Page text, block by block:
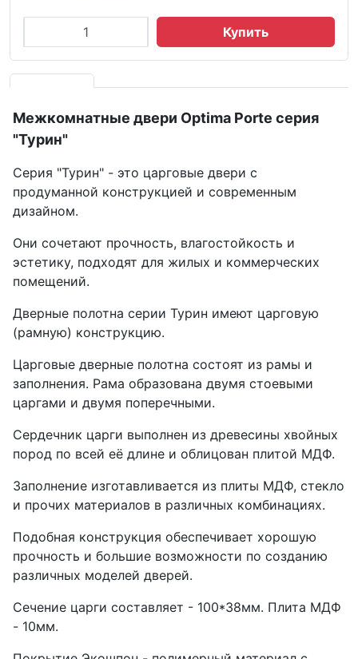
Купить
Межкомнатные двери Optima Porte серия
"Турин"
Серия "Турин" - это царговые двери с
продуманной конструкцией и современным
дизайном.
Они сочетают прочность, влагостойкость и
эстетику, подходят для жилых и коммерческих
помещений.
Дверные полотна серии Турин имеют царговую
(рамную) конструкцию.
Царговые дверные полотна состоят из рамы и
заполнения. Рама образована двумя стоевыми
царгами и двумя поперечными.
Сердечник царги выполнен из древесины хвойных
пород по всей её длине и облицован плитой МДФ.
Заполнение изготавливается из плиты МДФ, стекло
и прочих материалов в различных комбинациях.
Подобная конструкция обеспечивает хорошую
прочность и большие возможности по созданию
различных моделей дверей.
Сечение царги составляет - 100*38мм. Плита МДФ
- 10мм.